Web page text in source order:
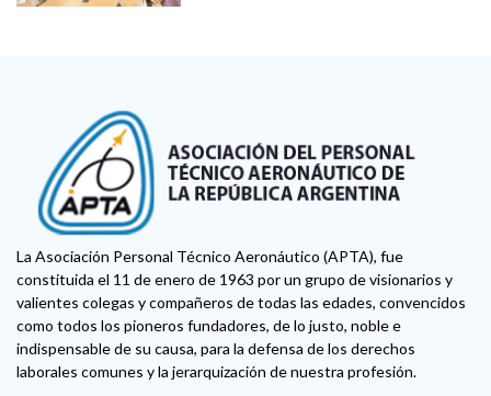
La Asociación Personal Técnico Aeronáutico (APTA), fue
constituida el 11 de enero de 1963 por un grupo de visionarios y
valientes colegas y compañeros de todas las edades, convencidos
como todos los pioneros fundadores, de lo justo, noble e
indispensable de su causa, para la defensa de los derechos
laborales comunes y la jerarquización de nuestra profesión.